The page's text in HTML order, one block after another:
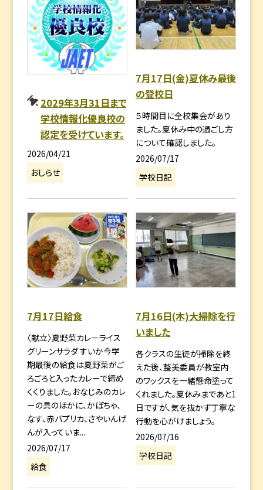
2029年3月31日まで
学校情報化優良校の
認定を受けています。
2026/04/21
おしらせ
7月17日(金)夏休み最後
の登校日
５時間目に全校集会があり
ました。夏休み中の過ごし方
について確認しました。
2026/07/17
学校日記
7月17日給食
〈献立〉夏野菜カレーライス
グリーンサラダ すいか今学
期最後の給食は夏野菜がご
ろごろと入ったカレーで締め
くくりました。おなじみのカレ
ーの具のほかに、かぼちゃ、
なす、赤パプリカ、さやいんげ
んが入っていま...
2026/07/17
給食
7月16日(木)大掃除を行
いました
各クラスの生徒が掃除を終
えた後、整美委員が教室内
のワックスを一緒懸命塗って
くれました。夏休みまであと1
日ですが、気を抜かず丁寧な
行動を心がけましょう。
2026/07/16
学校日記